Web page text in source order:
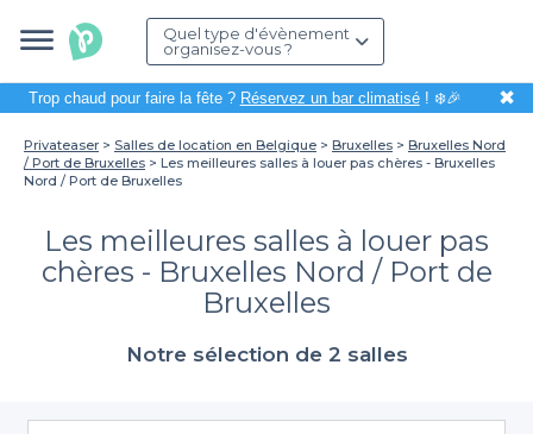
Quel type d'évènement
organisez-vous ?
Trop chaud pour faire la fête ? Réservez un bar climatisé! ❄️🎉 ✖
Privateaser Salles de location en Belgique Bruxelles
Bruxelles Nord
/ Port de Bruxelles
Les meilleures salles à louer pas chères - Bruxelles
Nord / Port de Bruxelles
Les meilleures salles à louer pas
chères - Bruxelles Nord / Port de
Bruxelles
Notre sélection de 2 salles